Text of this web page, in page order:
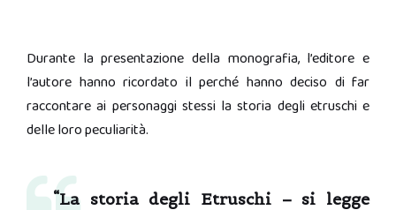
Durante la presentazione della monografia, l’editore e
l’autore hanno ricordato il perché hanno deciso di far
raccontare ai personaggi stessi la storia degli etruschi e
delle loro peculiarità.
“La storia degli Etruschi – si legge